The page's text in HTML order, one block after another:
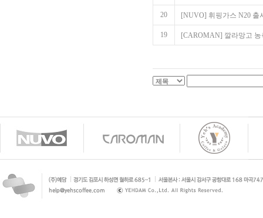
20 [NUVO] 휘핑가스 N20 출
19 [CAROMAN] 깔라망고 농